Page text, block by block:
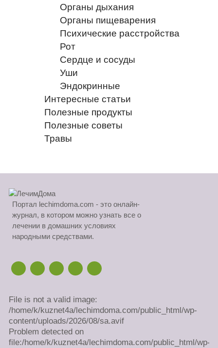
Органы дыхания
Органы пищеварения
Психические расстройства
Рот
Сердце и сосуды
Уши
Эндокринные
Интересные статьи
Полезные продукты
Полезные советы
Травы
Портал lechimdoma.com - это онлайн-
журнал, в котором можно узнать все о
лечении в домашних условиях
народными средствами.
File is not a valid image:
/home/k/kuznet4a/lechimdoma.com/public_html/wp-
content/uploads/2026/08/sa.avif
Problem detected on
file:/home/k/kuznet4a/lechimdoma.com/public_html/wp-